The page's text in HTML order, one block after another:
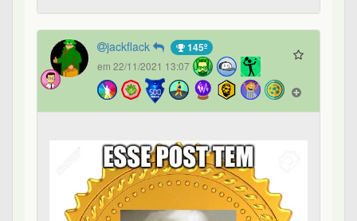
jackflack 145º
em 22/11/2021 13:07